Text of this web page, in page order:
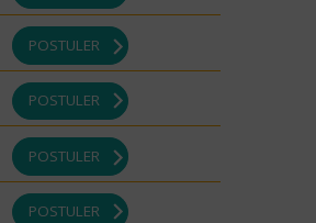
POSTULER
POSTULER
POSTULER
POSTULER